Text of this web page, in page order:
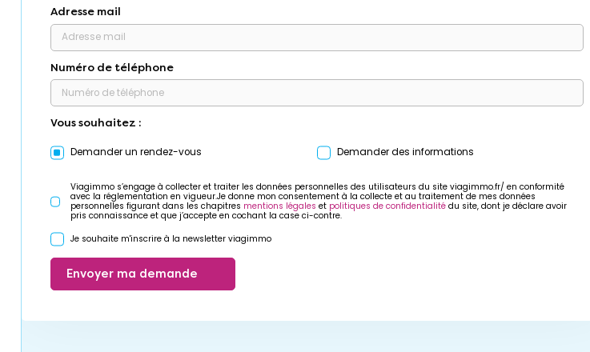
Adresse mail
Numéro de téléphone
Vous souhaitez :
Demander un rendez-vous Demander des informations
Viagimmo s’engage à collecter et traiter les données personnelles des utilisateurs du site viagimmo.fr/ en conformité
avec la réglementation en vigueur.Je donne mon consentement à la collecte et au traitement de mes données
personnelles figurant dans les chapitres mentions légales et politiques de confidentialité du site, dont je déclare avoir
pris connaissance et que j’accepte en cochant la case ci-contre.
Je souhaite m'inscrire à la newsletter viagimmo
Envoyer ma demande